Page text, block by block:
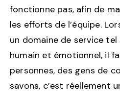
fonctionne pas, afin de
les efforts de l’équipe.
un domaine de service
humain et émotionnel, il
personnes, des gens de
savons, c’est réellement